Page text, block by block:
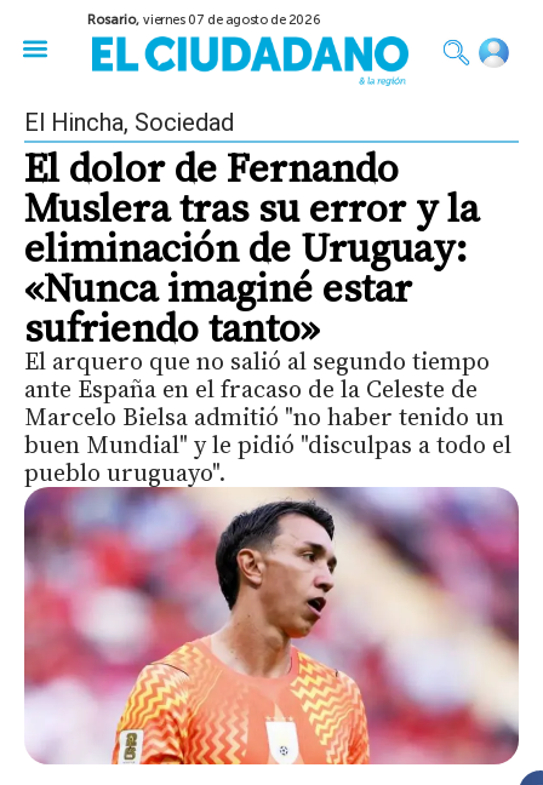
Rosario,viernes 07 de agosto de 2026
El Hincha, Sociedad
El dolor de Fernando
Muslera tras su error y la
eliminación de Uruguay:
«Nunca imaginé estar
sufriendo tanto»
El arquero que no salió al segundo tiempo
ante España en el fracaso de la Celeste de
Marcelo Bielsa admitió "no haber tenido un
buen Mundial" y le pidió "disculpas a todo el
pueblo uruguayo".